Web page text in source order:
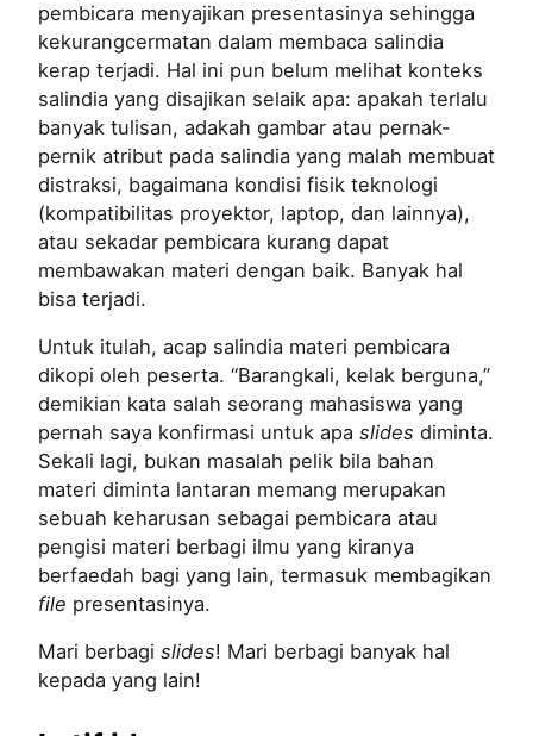
pembicara menyajikan presentasinya sehingga
kekurangcermatan dalam membaca salindia
kerap terjadi. Hal ini pun belum melihat konteks
salindia yang disajikan selaik apa: apakah terlalu
banyak tulisan, adakah gambar atau pernak-
pernik atribut pada salindia yang malah membuat
distraksi, bagaimana kondisi fisik teknologi
(kompatibilitas proyektor, laptop, dan lainnya),
atau sekadar pembicara kurang dapat
membawakan materi dengan baik. Banyak hal
bisa terjadi.
Untuk itulah, acap salindia materi pembicara
dikopi oleh peserta. “Barangkali, kelak berguna,”
demikian kata salah seorang mahasiswa yang
pernah saya konfirmasi untuk apa slides diminta.
Sekali lagi, bukan masalah pelik bila bahan
materi diminta lantaran memang merupakan
sebuah keharusan sebagai pembicara atau
pengisi materi berbagi ilmu yang kiranya
berfaedah bagi yang lain, termasuk membagikan
file presentasinya.
Mari berbagi slides! Mari berbagi banyak hal
kepada yang lain!